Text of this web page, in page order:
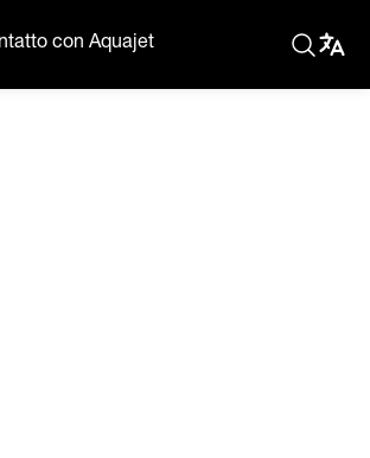
con Aquajet